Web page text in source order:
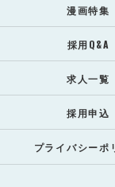
漫画特集
採用Q&A
求人一覧
採用申込
プライバシーポ